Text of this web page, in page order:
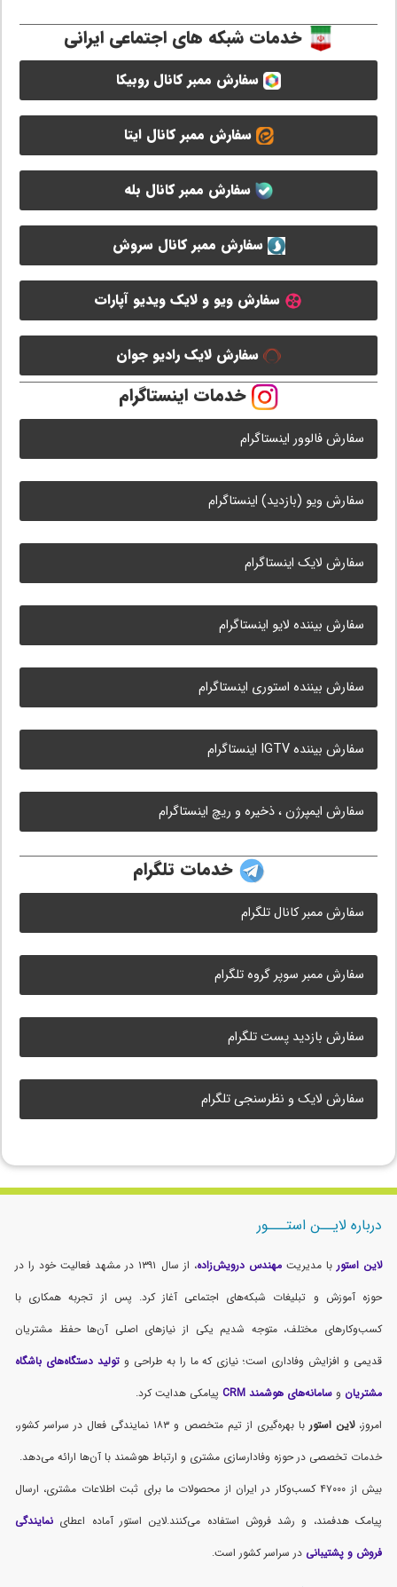
خدمات شبکه های اجتماعی ایرانی
سفارش ممبر کانال روبیکا
سفارش ممبر کانال ایتا
سفارش ممبر کانال بله
سفارش ممبر کانال سروش
سفارش ویو و لایک ویدیو آپارات
سفارش لایک رادیو جوان
خدمات اینستاگرام
سفارش فالوور اینستاگرام
سفارش ویو (بازدید) اینستاگرام
سفارش لایک اینستاگرام
سفارش بیننده لایو اینستاگرام
سفارش بیننده استوری اینستاگرام
سفارش بیننده IGTV اینستاگرام
سفارش ایمپرژن ، ذخیره و ریچ اینستاگرام
خدمات تلگرام
سفارش ممبر کانال تلگرام
سفارش ممبر سوپر گروه تلگرام
سفارش بازدید پست تلگرام
سفارش لایک و نظرسنجی تلگرام